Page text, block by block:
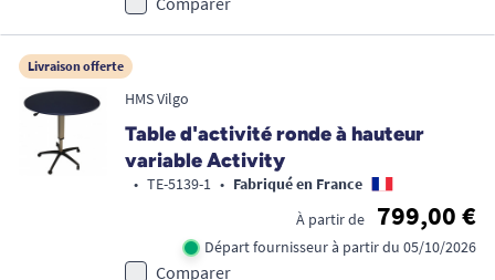
Livraison offerte
HMS Vilgo
Table d'activité ronde à hauteur
variable Activity
• TE-5139-1 • Fabriqué en France
À partir de
799,00 €
Départ fournisseur à partir du 05/10/2026
Comparer